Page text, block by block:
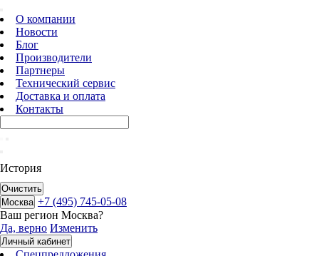
О компании
Новости
Блог
Производители
Партнеры
Технический сервис
Доставка и оплата
Контакты
История
Очистить
Москва +7 (495) 745-05-08
Ваш регион Москва?
Да, верно Изменить
Личный кабинет